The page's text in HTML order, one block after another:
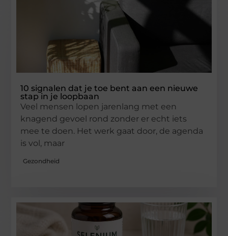
10 signalen dat je toe bent aan een nieuwe
stap in je loopbaan
Veel mensen lopen jarenlang met een
knagend gevoel rond zonder er echt iets
mee te doen. Het werk gaat door, de agenda
is vol, maar
Gezondheid